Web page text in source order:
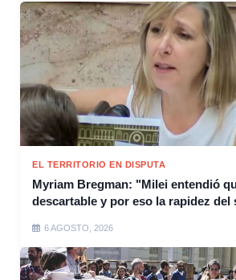
EL TERRITORIO EN DISPUTA
Myriam Bregman: "Milei entendió
descartable y por eso la rapidez del
6 AGOSTO, 2026